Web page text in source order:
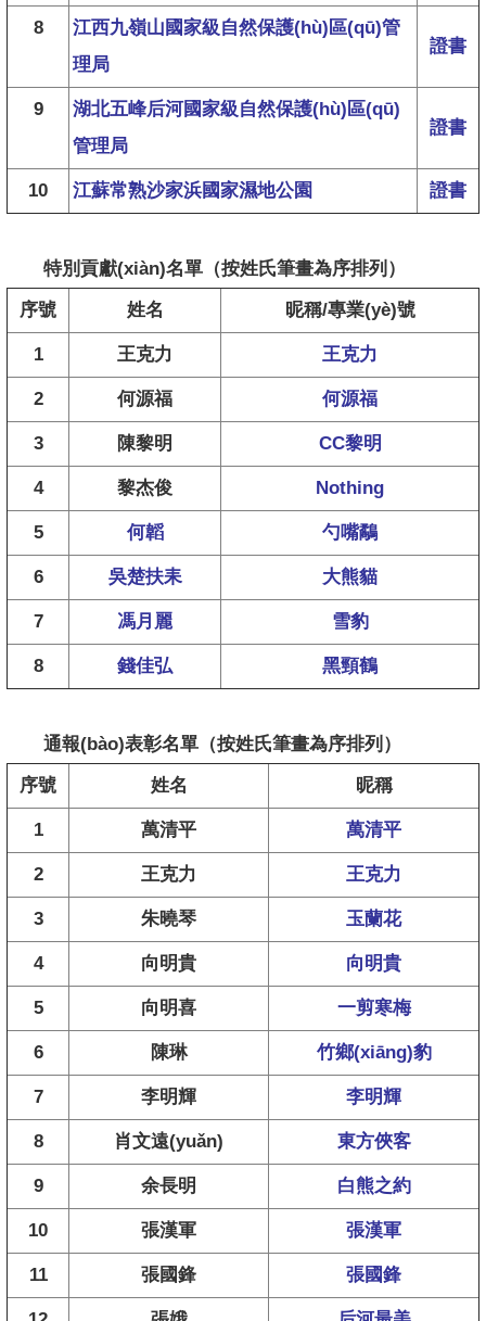
8
江西九嶺山國家級自然保護(hù)區(qū)管
理局
證書
9
湖北五峰后河國家級自然保護(hù)區(qū)
管理局
證書
10 江蘇常熟沙家浜國家濕地公園 證書
特別貢獻(xiàn)名單 （按姓氏筆畫為序排列）
序號
姓名 昵稱/專業(yè)號
1 王克力 王克力
2 何源福 何源福
3 陳黎明 CC黎明
4 黎杰俊 Nothing
5 何韜 勺嘴鷸
6 吳楚扶耒 大熊貓
7 馮月麗 雪豹
8 錢佳弘 黑頸鶴
通報(bào)表彰名單 （按姓氏筆畫為序排列）
序號
姓名 昵稱
1 萬清平 萬清平
2 王克力 王克力
3 朱曉琴 玉蘭花
4 向明貴 向明貴
5 向明喜 一剪寒梅
6 陳琳 竹鄉(xiāng)豹
7 李明輝 李明輝
8 肖文遠(yuǎn) 東方俠客
9 余長明 白熊之約
10 張漢軍 張漢軍
11 張國鋒 張國鋒